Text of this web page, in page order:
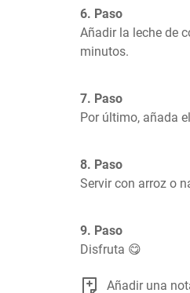
6. Paso
Añadir la leche de
minutos.
7. Paso
Por último, añada
8. Paso
Servir con arroz o
9. Paso
Disfruta 😋
Añadir una